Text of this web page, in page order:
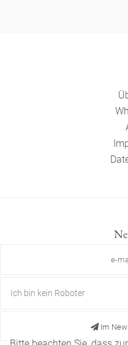
Ich bin kein Roboter
Im